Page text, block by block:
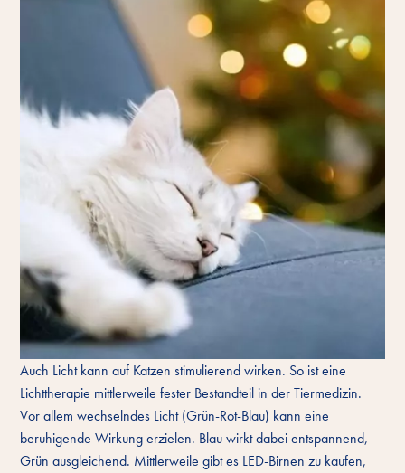
Auch Licht kann auf Katzen stimulierend wirken. So ist eine
Lichttherapie mittlerweile fester Bestandteil in der Tiermedizin.
Vor allem wechselndes Licht (Grün-Rot-Blau) kann eine
beruhigende Wirkung erzielen. Blau wirkt dabei entspannend,
Grün ausgleichend. Mittlerweile gibt es LED-Birnen zu kaufen,